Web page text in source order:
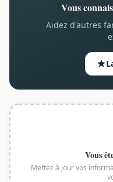
Vous
Aidez d'autres
Vous
Mettez à jour vos